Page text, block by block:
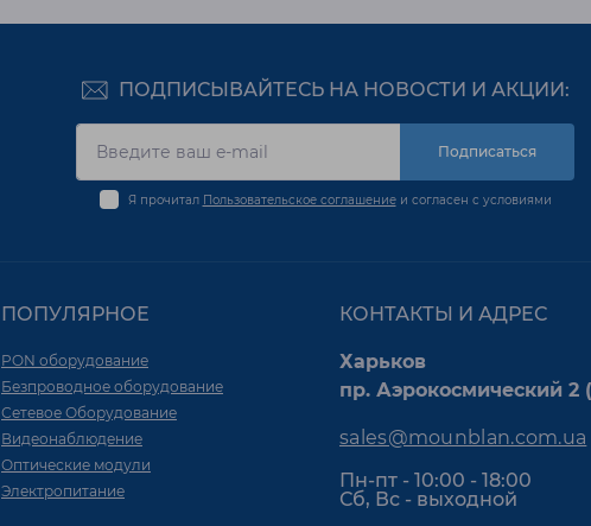
ПОДПИСЫВАЙТЕСЬ НА НОВОСТИ И АКЦИИ:
Подписаться
Я прочитал Пользовательское соглашениеи согласен с условиями
ПОПУЛЯРНОЕ
PON оборудование
Безпроводное оборудование
Сетевое Оборудование
Видеонаблюдение
Оптические модули
Электропитание
КОНТАКТЫ И АДРЕС
Харьков
пр. Аэрокосмический 2
sales@mounblan.com.ua
Пн-пт - 10:00 - 18:00
Сб, Вс - выходной